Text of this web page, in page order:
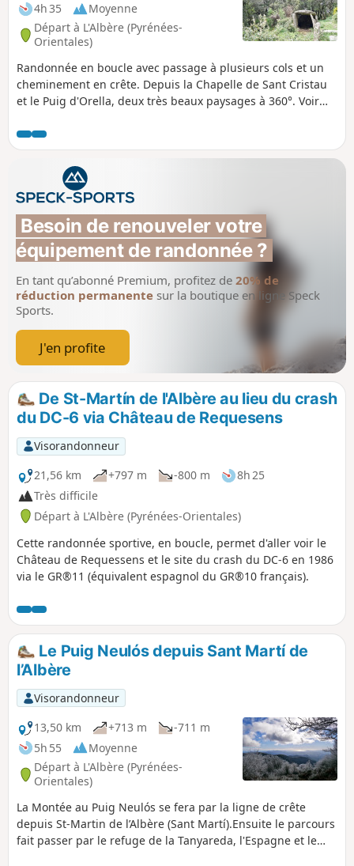
4h 35
Moyenne
Départ à L'Albère (Pyrénées-
Orientales)
Randonnée en boucle avec passage à plusieurs cols et un
cheminement en crête. Depuis la Chapelle de Sant Cristau
et le Puig d'Orella, deux très beaux paysages à 360°. Voir
Besoin de renouveler votre
équipement de randonnée ?
En tant qu’abonné Premium, profitez de 20% de
réduction permanente sur la boutique en ligne Speck
Sports.
J'en profite
De St-Martín de l'Albère au lieu du crash
du DC-6 via Château de Requesens
Visorandonneur
21,56 km
+797 m -800 m
8h 25
Très difficile
Départ à L'Albère (Pyrénées-Orientales)
Cette randonnée sportive, en boucle, permet d'aller voir le
Château de Requessens et le site du crash du DC-6 en 1986
via le GR®11 (équivalent espagnol du GR®10 français).
Le Puig Neulós depuis Sant Martí de
l’Albère
Visorandonneur
13,50 km
+713 m
-711 m
5h 55
Moyenne
Départ à L'Albère (Pyrénées-
Orientales)
La Montée au Puig Neulós se fera par la ligne de crête
depuis St-Martin de l’Albère (Sant Martí).Ensuite le parcours
fait passer par le refuge de la Tanyareda, l'Espagne et le